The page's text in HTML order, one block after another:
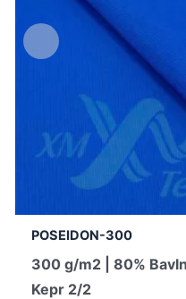
POSEIDON-300
300 g/m2 | 80%
Kepr 2/2